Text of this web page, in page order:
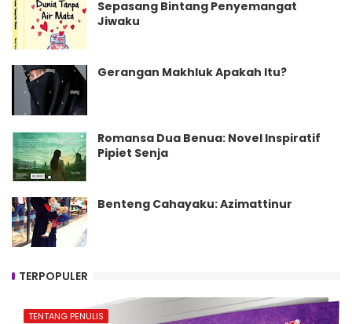
Sepasang Bintang Penyemangat
Jiwaku
Gerangan Makhluk Apakah Itu?
Romansa Dua Benua: Novel Inspiratif
Pipiet Senja
Benteng Cahayaku: Azimattinur
TERPOPULER
TENTANG PENULIS